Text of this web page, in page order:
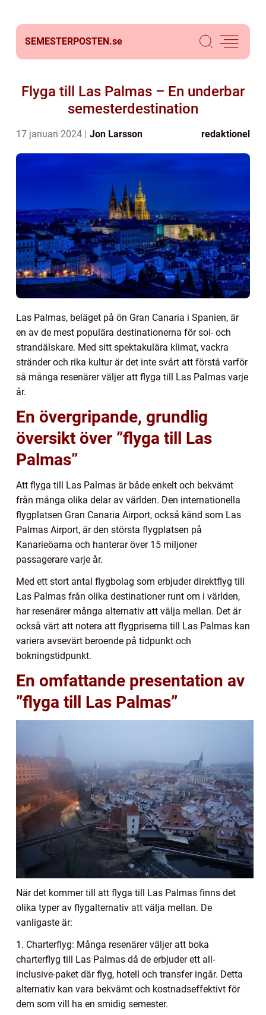
SEMESTERPOSTEN.se
Flyga till Las Palmas – En underbar
semesterdestination
17 januari 2024 Jon Larsson redaktionel
Las Palmas, beläget på ön Gran Canaria i Spanien, är
en av de mest populära destinationerna för sol- och
strandälskare. Med sitt spektakulära klimat, vackra
stränder och rika kultur är det inte svårt att förstå varför
så många resenärer väljer att flyga till Las Palmas varje
år.
En övergripande, grundlig
översikt över ”flyga till Las
Palmas”
Att flyga till Las Palmas är både enkelt och bekvämt
från många olika delar av världen. Den internationella
flygplatsen Gran Canaria Airport, också känd som Las
Palmas Airport, är den största flygplatsen på
Kanarieöarna och hanterar över 15 miljoner
passagerare varje år.
Med ett stort antal flygbolag som erbjuder direktflyg till
Las Palmas från olika destinationer runt om i världen,
har resenärer många alternativ att välja mellan. Det är
också värt att notera att flygpriserna till Las Palmas kan
variera avsevärt beroende på tidpunkt och
bokningstidpunkt.
En omfattande presentation av
”flyga till Las Palmas”
När det kommer till att flyga till Las Palmas finns det
olika typer av flygalternativ att välja mellan. De
vanligaste är:
1. Charterflyg: Många resenärer väljer att boka
charterflyg till Las Palmas då de erbjuder ett all-
inclusive-paket där flyg, hotell och transfer ingår. Detta
alternativ kan vara bekvämt och kostnadseffektivt för
dem som vill ha en smidig semester.